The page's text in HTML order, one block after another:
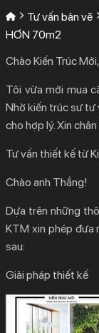
Tư vấn bản vẽ
HƠN 70m2
Chào Kiến Trúc Mới,
Tôi vừa mới mua
Nhờ kiến trúc sư tư
cho hợp lý. Xin
Tư vấn thiết kế từ
Chào anh Thắng!
Dựa trên những
KTM xin phép đưa
sau:
Giải pháp thiết kế